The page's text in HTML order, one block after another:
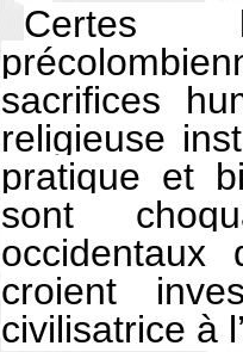
Certes
sacrifices
religieuse
pratique et
sont
croient
civilisatrice à